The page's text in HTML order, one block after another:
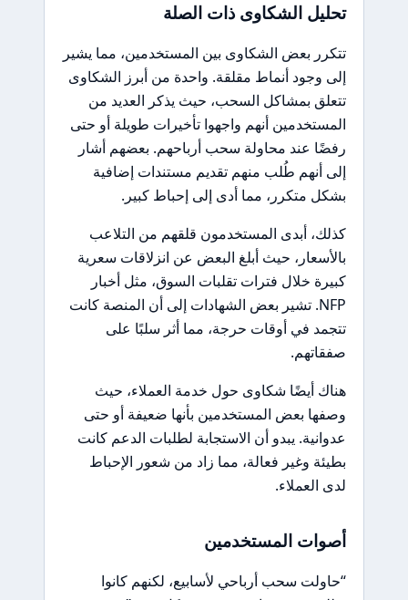
تحليل الشكاوى ذات الصلة
تتكرر بعض الشكاوى بين المستخدمين، مما يشير
إلى وجود أنماط مقلقة. واحدة من أبرز الشكاوى
تتعلق بمشاكل السحب، حيث يذكر العديد من
المستخدمين أنهم واجهوا تأخيرات طويلة أو حتى
رفضًا عند محاولة سحب أرباحهم. بعضهم أشار
إلى أنهم طُلب منهم تقديم مستندات إضافية
بشكل متكرر، مما أدى إلى إحباط كبير.
كذلك، أبدى المستخدمون قلقهم من التلاعب
بالأسعار، حيث أبلغ البعض عن انزلاقات سعرية
كبيرة خلال فترات تقلبات السوق، مثل أخبار
NFP. تشير بعض الشهادات إلى أن المنصة كانت
تتجمد في أوقات حرجة، مما أثر سلبًا على
صفقاتهم.
هناك أيضًا شكاوى حول خدمة العملاء، حيث
وصفها بعض المستخدمين بأنها ضعيفة أو حتى
عدوانية. يبدو أن الاستجابة لطلبات الدعم كانت
بطيئة وغير فعالة، مما زاد من شعور الإحباط
لدى العملاء.
أصوات المستخدمين
“حاولت سحب أرباحي لأسابيع، لكنهم كانوا